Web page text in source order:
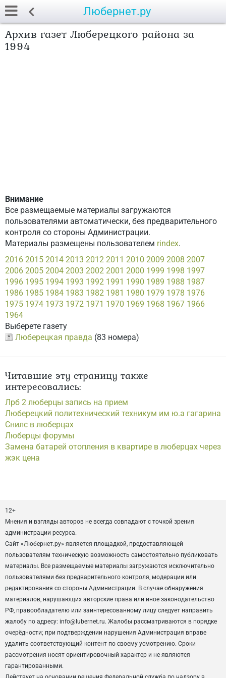
Любернет.ру
Архив газет Люберецкого района за
1994
Внимание
Все размещаемые материалы загружаются
пользователями автоматически, без предварительного
контроля со стороны Администрации.
Материалы размещены пользователем rindex.
2016 2015 2014 2013 2012 2011 2010 2009 2008 2007
2006 2005 2004 2003 2002 2001 2000 1999 1998 1997
1996 1995 1994 1993 1992 1991 1990 1989 1988 1987
1986 1985 1984 1983 1982 1981 1980 1979 1978 1976
1975 1974 1973 1972 1971 1970 1969 1968 1967 1966
1964
Выберете газету
Люберецкая правда (83 номера)
Читавшие эту страницу также
интересовались:
Лрб 2 люберцы запись на прием
Люберецкий политехнический техникум им ю.а гагарина
Снилс в люберцах
Люберцы форумы
Замена батарей отопления в квартире в люберцах через
жэк цена
12+
Мнения и взгляды авторов не всегда совпадают с точкой зрения
администрации ресурса.
Сайт «Любернет.ру» является площадкой, предоставляющей
пользователям техническую возможность самостоятельно публиковать
материалы. Все размещаемые материалы загружаются исключительно
пользователями без предварительного контроля, модерации или
редактирования со стороны Администрации. В случае обнаружения
материалов, нарушающих авторские права или иное законодательство
РФ, правообладателю или заинтересованному лицу следует направить
жалобу по адресу: info@lubernet.ru. Жалобы рассматриваются в порядке
очерёдности; при подтверждении нарушения Администрация вправе
удалить соответствующий контент по своему усмотрению. Сроки
рассмотрения носят ориентировочный характер и не являются
гарантированными.